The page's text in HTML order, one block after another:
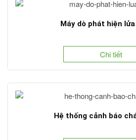
Máy dò phát hiện
Chi tiết
Hệ thống cảnh báo